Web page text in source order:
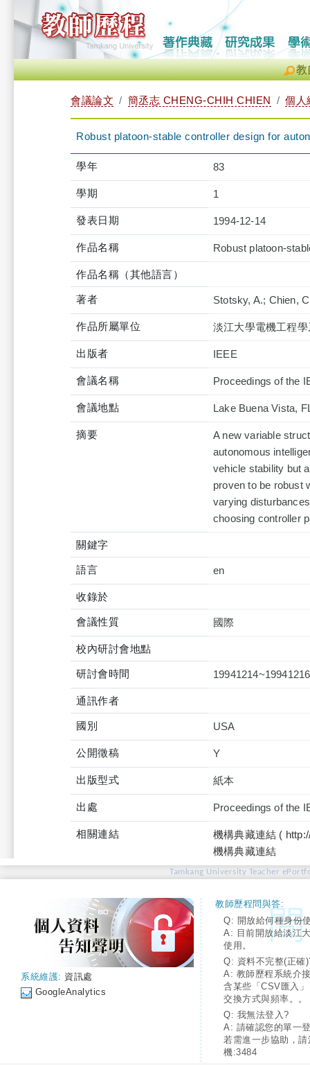
教
會議論文 簡丞志 CHENG-CHIH CHIEN 個人
Robust platoon-stable controller design for
學年 83
學期 1
發表日期 1994-12-14
作品名稱 Robust platoon-
作品名稱（其他語言）
著者 Stotsky, A.; Chien,
作品所屬單位 淡江大學電機工程學
出版者 IEEE
會議名稱 Proceedings of the
會議地點 Lake Buena Vista,
摘要
A new variable
autonomous
vehicle stability but
proven to be robust
varying
choosing controller
關鍵字
語言 en
收錄於
會議性質 國際
校內研討會地點
研討會時間 19941214~19941216
通訊作者
國別 USA
公開徵稿 Y
出版型式 紙本
出處 Proceedings of the
相關連結
機構典藏連結 (
機構典藏連結
Tamkang University Teacher
系統維護: 資訊處
GoogleAnalytics
教師歷程問與答:
Q: 開放給何種身份
A: 目前開放給淡江
使用。
Q: 資料不完整(正確
A: 教師歷程系統介
含某些「CSV匯入
交換方式與頻率。。
Q: 我無法登入?
A: 請確認您的單一
若需進一步協助，
機:3484